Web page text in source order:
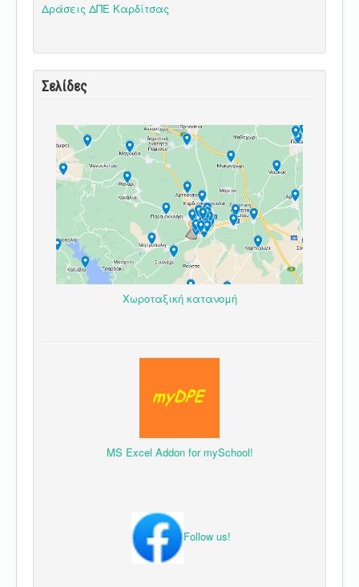
Δράσεις ΔΠΕ Καρδίτσας
Σελίδες
Χωροταξική κατανομή
MS Excel Addon for mySchool!
Follow us!